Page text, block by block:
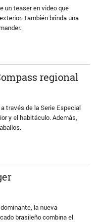
un teaser en video que
También brinda una
regional
través de la Serie Especial
y el habitáculo. Además,
la nueva
brasileño combina el